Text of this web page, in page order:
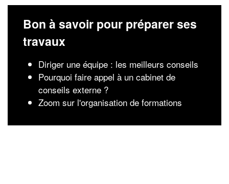
Bon à savoir pour préparer ses
travaux
Diriger une équipe : les meilleurs conseils
Pourquoi faire appel à un cabinet de
conseils externe ?
Zoom sur l'organisation de formations